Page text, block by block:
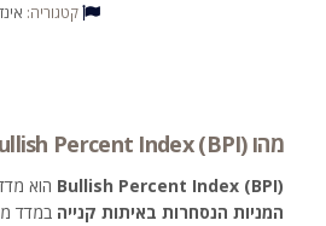
קטגוריה:
מהו Bullish Percent Index (BPI) וכיצד הוא עובד?
Bullish Percent Index (BPI) הוא
המניות הנסחרות באיתות קנייה